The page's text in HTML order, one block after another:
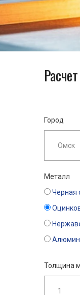
Город
Металл
Черная
Толщина